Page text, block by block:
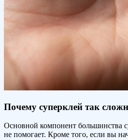
Почему суперклей так
Основной компонент большинства
не помогает. Кроме того, если вы